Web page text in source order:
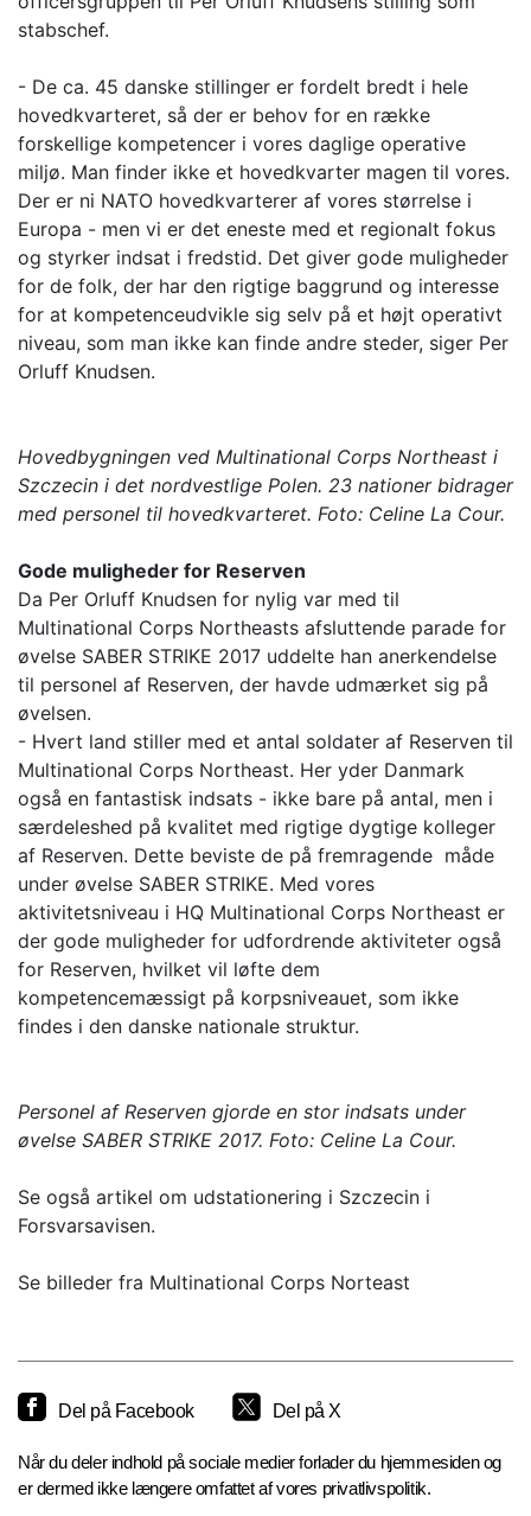
stabschef.
- De ca. 45 danske stillinger er fordelt bredt i hele
hovedkvarteret, så der er behov for en række
forskellige kompetencer i vores daglige operative
miljø. Man finder ikke et hovedkvarter magen til vores.
Der er ni NATO hovedkvarterer af vores størrelse i
Europa - men vi er det eneste med et regionalt fokus
og styrker indsat i fredstid. Det giver gode muligheder
for de folk, der har den rigtige baggrund og interesse
for at kompetenceudvikle sig selv på et højt operativt
niveau, som man ikke kan finde andre steder, siger Per
Orluff Knudsen.
Hovedbygningen ved Multinational Corps Northeast i
Szczecin i det nordvestlige Polen. 23 nationer bidrager
med personel til hovedkvarteret. Foto: Celine La Cour.
Gode muligheder for Reserven
Da Per Orluff Knudsen for nylig var med til
Multinational Corps Northeasts afsluttende parade for
øvelse SABER STRIKE 2017 uddelte han anerkendelse
til personel af Reserven, der havde udmærket sig på
øvelsen.
- Hvert land stiller med et antal soldater af Reserven til
Multinational Corps Northeast. Her yder Danmark
også en fantastisk indsats - ikke bare på antal, men i
særdeleshed på kvalitet med rigtige dygtige kolleger
af Reserven. Dette beviste de på fremragende måde
under øvelse SABER STRIKE. Med vores
aktivitetsniveau i HQ Multinational Corps Northeast er
der gode muligheder for udfordrende aktiviteter også
for Reserven, hvilket vil løfte dem
kompetencemæssigt på korpsniveauet, som ikke
findes i den danske nationale struktur.
Personel af Reserven gjorde en stor indsats under
øvelse SABER STRIKE 2017. Foto: Celine La Cour.
Se også artikel om udstationering i Szczecin i
Forsvarsavisen.
Se billeder fra Multinational Corps Norteast
Del på Facebook Del på X
Når du deler indhold på sociale medier forlader du hjemmesiden og
er dermed ikke længere omfattet af vores privatlivspolitik.